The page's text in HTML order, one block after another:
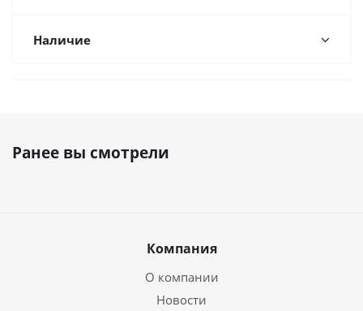
Наличие
Ранее вы смотрели
Компания
О компании
Новости